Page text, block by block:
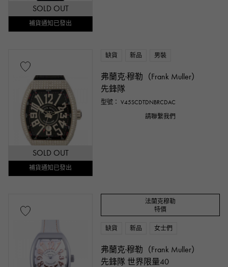
SOLD OUT
補貨通知已發出
SOLD OUT
補貨通知已發出
缺貨 新品 男裝
弗蘭克·穆勒（Frank Muller）
先鋒隊
型號： V45SCDTDNBRCDAC
請聯繫我們
法蘭克穆勒
特價
缺貨 新品 女士們
弗蘭克·穆勒（Frank Muller）
先鋒隊 世界限量40